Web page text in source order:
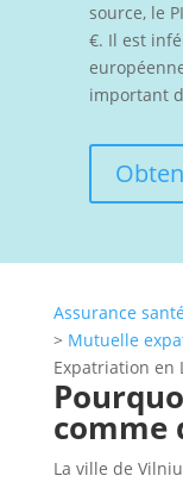
source, le
€. Il est
important
Assurance
> Mutuelle
Expatriation en
comme
La ville de